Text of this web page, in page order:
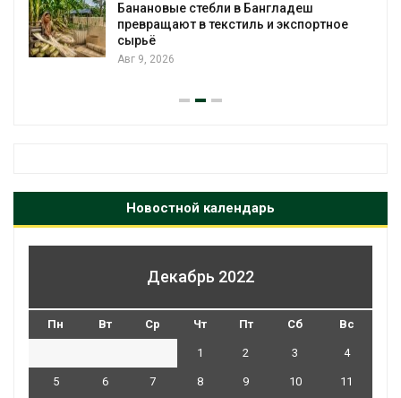
Банановые стебли в Бангладеш
превращают в текстиль и экспортное
сырьё
Авг 9, 2026
Новостной календарь
Декабрь 2022
Пн Вт Ср Чт Пт Сб Вс
1 2 3 4
5 6 7 8 9 10 11